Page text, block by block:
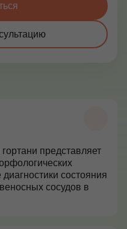
представляет
состояния
сосудов в